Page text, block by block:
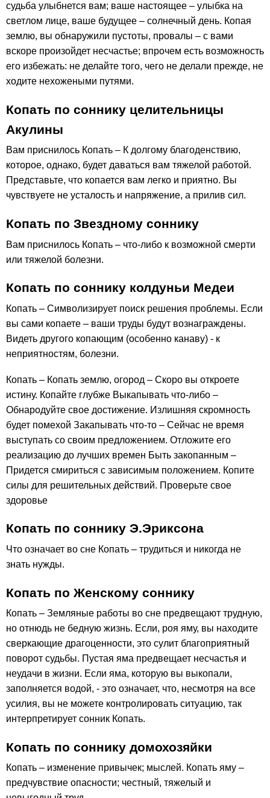
судьба улыбнется вам; ваше настоящее – улыбка на
светлом лице, ваше будущее – солнечный день. Копая
землю, вы обнаружили пустоты, провалы – с вами
вскоре произойдет несчастье; впрочем есть возможность
его избежать: не делайте того, чего не делали прежде, не
ходите нехожеными путями.
Копать по соннику целительницы
Акулины
Вам приснилось Копать – К долгому благоденствию,
которое, однако, будет даваться вам тяжелой работой.
Представьте, что копается вам легко и приятно. Вы
чувствуете не усталость и напряжение, а прилив сил.
Копать по Звездному соннику
Вам приснилось Копать – что-либо к возможной смерти
или тяжелой болезни.
Копать по соннику колдуньи Медеи
Копать – Символизирует поиск решения проблемы. Если
вы сами копаете – ваши труды будут вознаграждены.
Видеть другого копающим (особенно канаву) - к
неприятностям, болезни.
Копать – Копать землю, огород – Скоро вы откроете
истину. Копайте глубже Выкапывать что-либо –
Обнародуйте свое достижение. Излишняя скромность
будет помехой Закапывать что-то – Сейчас не время
выступать со своим предложением. Отложите его
реализацию до лучших времен Быть закопанным –
Придется смириться с зависимым положением. Копите
силы для решительных действий. Проверьте свое
здоровье
Копать по соннику Э.Эриксона
Что означает во сне Копать – трудиться и никогда не
знать нужды.
Копать по Женскому соннику
Копать – Земляные работы во сне предвещают трудную,
но отнюдь не бедную жизнь. Если, роя яму, вы находите
сверкающие драгоценности, это сулит благоприятный
поворот судьбы. Пустая яма предвещает несчастья и
неудачи в жизни. Если яма, которую вы выкопали,
заполняется водой, - это означает, что, несмотря на все
усилия, вы не можете контролировать ситуацию, так
интерпретирует сонник Копать.
Копать по соннику домохозяйки
Копать – изменение привычек; мыслей. Копать яму –
предчувствие опасности; честный, тяжелый и